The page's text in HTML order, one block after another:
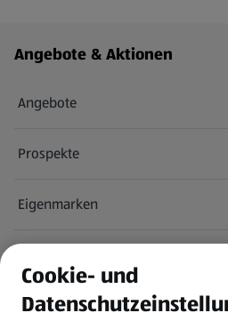
Fußzeilenmenü - weitere Links
Angebote & Aktionen
Angebote
Prospekte
Eigenmarken
Newsletter
Cookie- und